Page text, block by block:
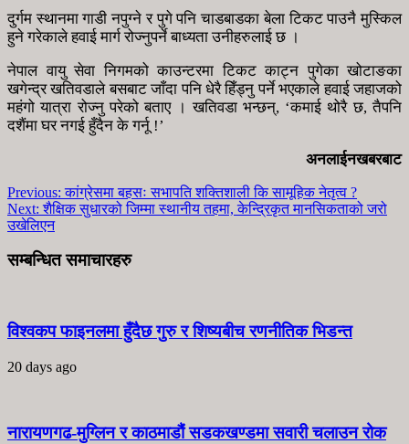
दुर्गम स्थानमा गाडी नपुग्ने र पुगे पनि चाडबाडका बेला टिकट पाउनै मुस्किल
हुने गरेकाले हवाई मार्ग रोज्नुपर्ने बाध्यता उनीहरुलाई छ ।
नेपाल वायु सेवा निगमको काउन्टरमा टिकट काट्न पुगेका खोटाङका
खगेन्द्र खतिवडाले बसबाट जाँदा पनि धेरै हिँड्नु पर्ने भएकाले हवाई जहाजको
महंगो यात्रा रोज्नु परेको बताए । खतिवडा भन्छन्, ‘कमाई थोरै छ, तैपनि
दशैंमा घर नगई हुँदैन के गर्नू !’
अनलाईनखबरबाट
Previous: कांग्रेसमा बहसः सभापति शक्तिशाली कि सामूहिक नेतृत्व ?
Next: शैक्षिक सुधारको जिम्मा स्थानीय तहमा, केन्द्रिकृत मानसिकताको जरो
उखेलिएन
सम्बन्धित समाचारहरु
विश्वकप फाइनलमा हुँदैछ गुरु र शिष्यबीच रणनीतिक भिडन्त
20 days ago
नारायणगढ-मुग्लिन र काठमाडौं सडकखण्डमा सवारी चलाउन रोक